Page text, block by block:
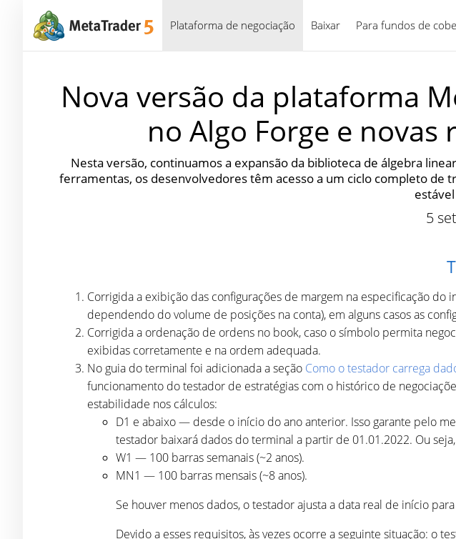
Plataforma de negociação Baixar Para fundos de
Nova versão da plataforma
no Algo Forge e novas
Nesta versão, continuamos a expansão da biblioteca de álgebra
ferramentas, os desenvolvedores têm acesso a um ciclo completo de
5
Corrigida a exibição das configurações de margem na especificação
dependendo do volume de posições na conta), em alguns casos as
Corrigida a ordenação de ordens no book, caso o símbolo permita
exibidas corretamente e na ordem adequada.
No guia do terminal foi adicionada a seção Como o testador carrega
funcionamento do testador de estratégias com o histórico de
estabilidade nos cálculos:
D1 e abaixo — desde o início do ano anterior. Isso garante pelo
testador baixará dados do terminal a partir de 01.01.2022. Ou
W1 — 100 barras semanais (~2 anos).
MN1 — 100 barras mensais (~8 anos).
Se houver menos dados, o testador ajusta a data real de início
Devido a esses requisitos, às vezes ocorre a seguinte situação: o